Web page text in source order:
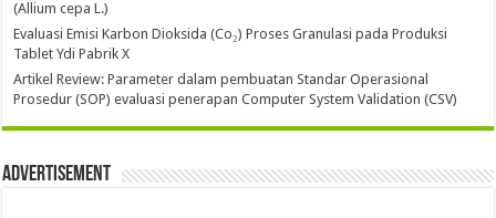
(Allium cepa L.)
Evaluasi Emisi Karbon Dioksida (Co₂) Proses Granulasi pada Produksi
Tablet Ydi Pabrik X
Artikel Review: Parameter dalam pembuatan Standar Operasional
Prosedur (SOP) evaluasi penerapan Computer System Validation (CSV)
Advertisement